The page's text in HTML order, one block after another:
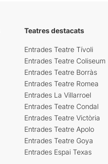
Teatres destacats
Entrades Teatre Tívoli
Entrades Teatre Coliseum
Entrades Teatre Borràs
Entrades Teatre Romea
Entrades La Villarroel
Entrades Teatre Condal
Entrades Teatre Victòria
Entrades Teatre Apolo
Entrades Teatre Goya
Entrades Espai Texas